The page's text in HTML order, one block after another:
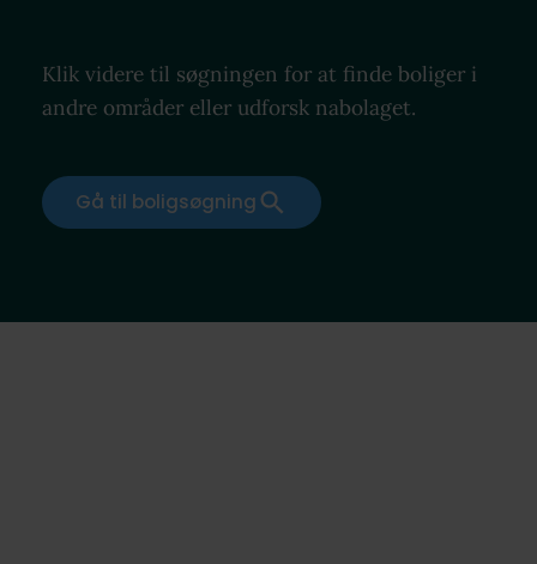
Klik videre til søgningen for at finde boliger i
andre områder eller udforsk nabolaget.
Gå til boligsøgning